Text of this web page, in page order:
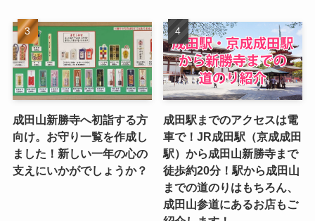
成田山新勝寺へ初詣する方
向け。お守り一覧を作成し
ました！新しい一年の心の
支えにいかがでしょうか？
成田駅までのアクセスは電
車で！JR成田駅（京成成田
駅）から成田山新勝寺まで
徒歩約20分！駅から成田山
までの道のりはもちろん、
成田山参道にあるお店もご